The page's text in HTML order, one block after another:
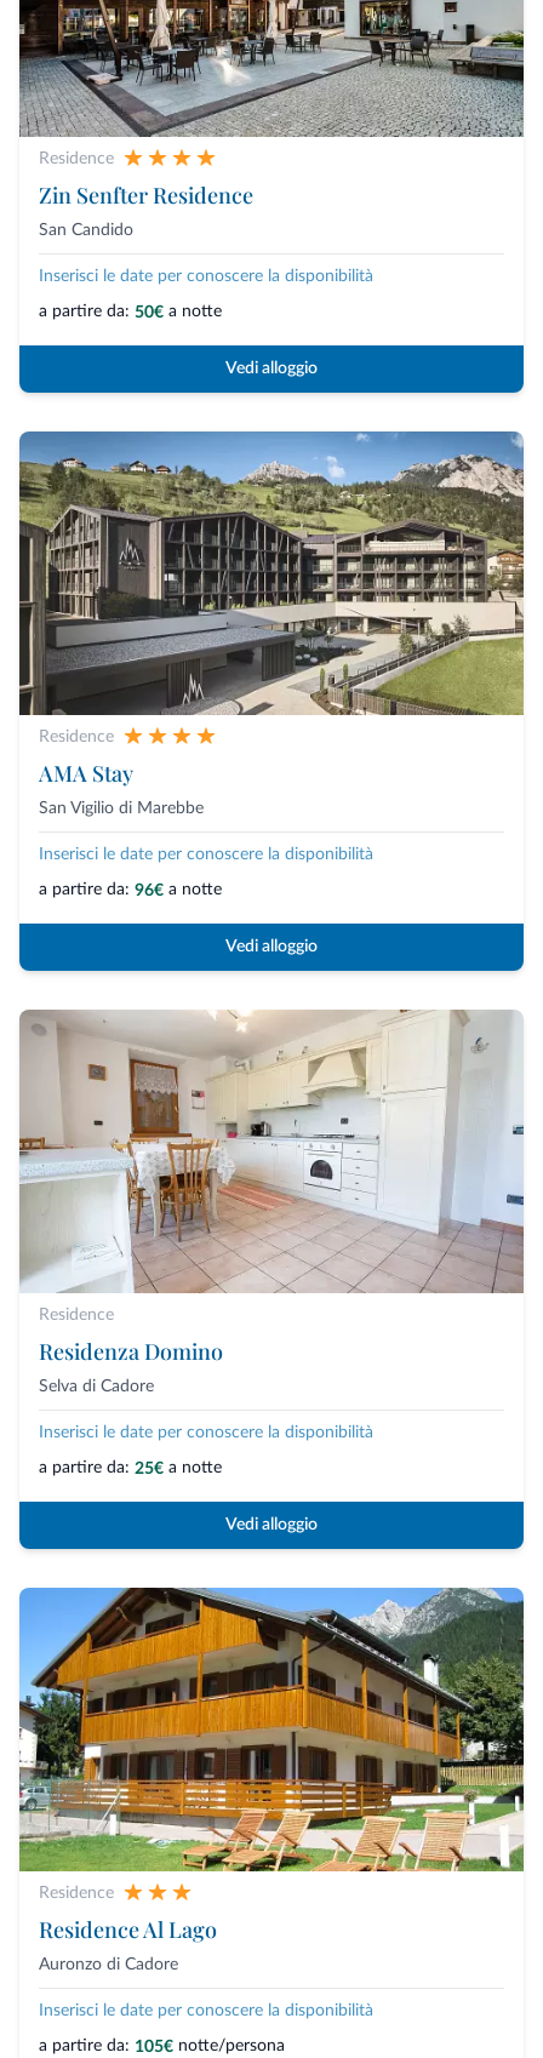
Residence
Zin Senfter Residence
San Candido
Inserisci le date per conoscere la disponibilità
a partire da: 50€ a notte
Vedi alloggio
Residence
AMA Stay
San Vigilio di Marebbe
Inserisci le date per conoscere la disponibilità
a partire da: 96€ a notte
Vedi alloggio
Residence
Residenza Domino
Selva di Cadore
Inserisci le date per conoscere la disponibilità
a partire da: 25€ a notte
Vedi alloggio
Residence
Residence Al Lago
Auronzo di Cadore
Inserisci le date per conoscere la disponibilità
a partire da: 105€ notte/persona